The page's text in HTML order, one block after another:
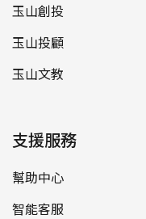
玉山創投
玉山投顧
玉山文教
支援服務
幫助中心
智能客服